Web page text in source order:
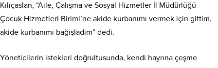
Kılıçaslan, “Aile, Çalışma ve Sosyal Hizmetler İl Müdürlüğü
Çocuk Hizmetleri Birimi’ne akide kurbanımı vermek için gittim,
akide kurbanımı bağışladım” dedi.
Yöneticilerin istekleri doğrultusunda, kendi hayrına çeşme